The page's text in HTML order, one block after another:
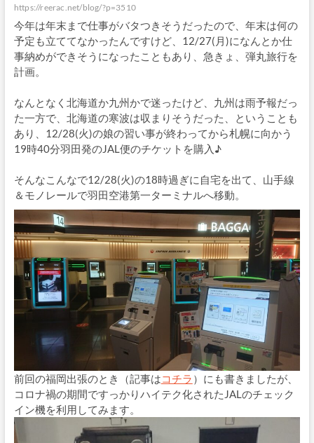
https://reerac.net/blog/?p=3510
今年は年末まで仕事がバタつきそうだったので、年末は何の
予定も立ててなかったんですけど、12/27(月)になんとか仕
事納めができそうになったこともあり、急きょ、弾丸旅行を
計画。
なんとなく北海道か九州かで迷ったけど、九州は雨予報だっ
た一方で、北海道の寒波は収まりそうだった、ということも
あり、12/28(火)の娘の習い事が終わってから札幌に向かう
19時40分羽田発のJAL便のチケットを購入♪
そんなこんなで12/28(火)の18時過ぎに自宅を出て、山手線
＆モノレールで羽田空港第一ターミナルへ移動。
前回の福岡出張のとき（記事はコチラ ）にも書きましたが、
コロナ禍の期間ですっかりハイテク化されたJALのチェック
イン機を利用してみます。